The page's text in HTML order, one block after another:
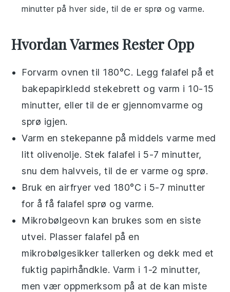
minutter på hver side, til de er sprø og varme.
Hvordan Varmes Rester Opp
Forvarm ovnen til 180°C. Leggfalafel på et
bakepapirkledd stekebrett og varm i 10-15
minutter, eller til de er gjennomvarme og
sprø igjen.
Varm en stekepanne på middels varme med
litt olivenolje. Stekfalafel i 5-7 minutter,
snu dem halvveis, til de er varme og sprø.
Bruk en airfryer ved 180°C i 5-7 minutter
for å få falafel sprø og varme.
Mikrobølgeovn kan brukes som en siste
utvei. Plasser falafel på en
mikrobølgesikker tallerken og dekk med et
fuktig papirhåndkle. Varm i 1-2 minutter,
men vær oppmerksom på at de kan miste